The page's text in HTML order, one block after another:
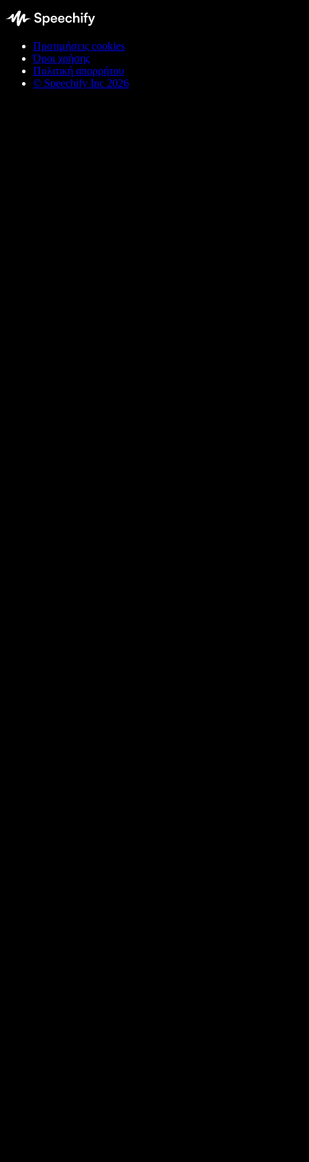
Προτιμήσεις cookies
Όροι χρήσης
Πολιτική απορρήτου
© Speechify Inc 2026